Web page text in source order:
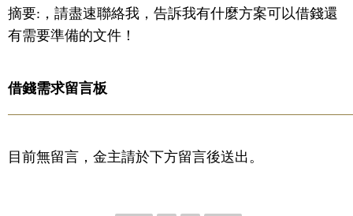
摘要:，請盡速聯絡我，告訴我有什麼方案可以借錢還
有需要準備的文件！
借錢需求留言板
目前無留言，金主請於下方留言後送出。